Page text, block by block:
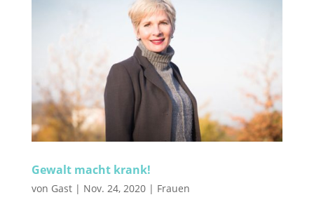
Gewalt macht krank!
von Gast| Nov. 24, 2020| Frauen